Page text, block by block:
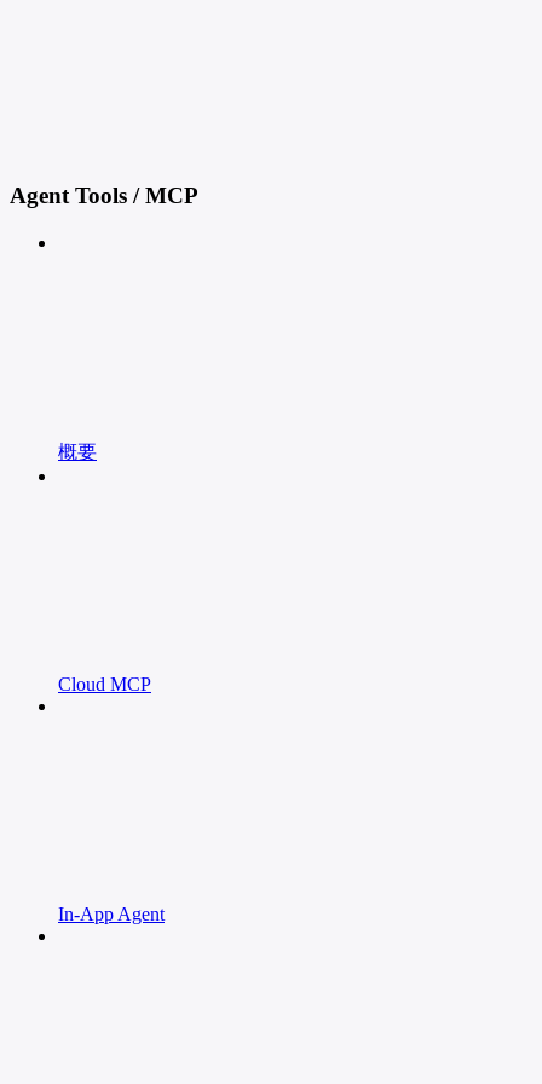
Agent Tools / MCP
概要
Cloud MCP
In-App Agent